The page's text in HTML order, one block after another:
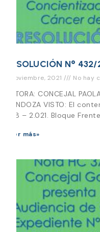
RESOLUCIÓN N°
3 noviembre, 2021 No hay
AUTORA: CONCEJAL
MENDOZA VISTO: El
028 – 2.021. Bloque
Leer más»